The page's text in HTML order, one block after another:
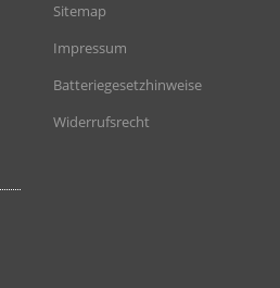
Sitemap
Impressum
Batteriegesetzhinweise
Widerrufsrecht